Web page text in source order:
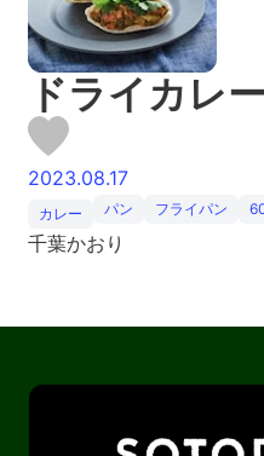
ドライカレ
2023.08.17
カレー パン フライパン
千葉かおり